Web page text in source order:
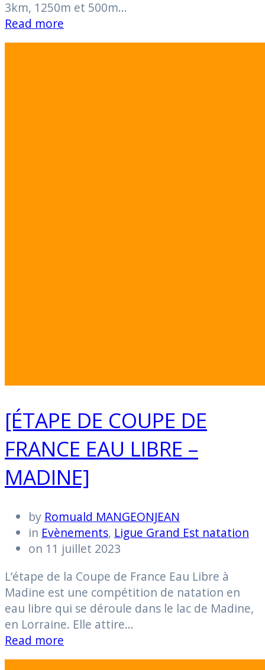
3km, 1250m et 500m…
Read more
[ÉTAPE DE COUPE DE
FRANCE EAU LIBRE –
MADINE]
by Romuald MANGEONJEAN
in Evènements, Ligue Grand Est natation
on 11 juillet 2023
L’étape de la Coupe de France Eau Libre à
Madine est une compétition de natation en
eau libre qui se déroule dans le lac de Madine,
en Lorraine. Elle attire…
Read more